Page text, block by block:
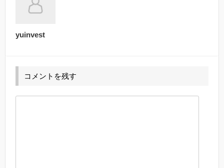
yuinvest
コメントを残す